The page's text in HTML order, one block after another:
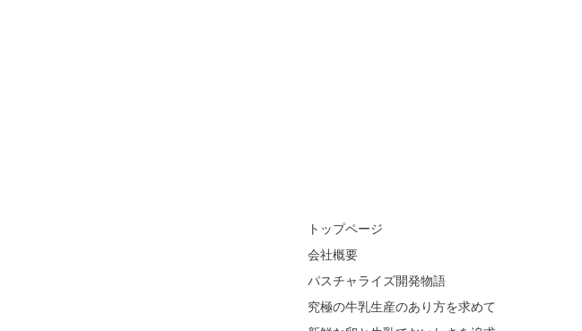
トップページ
会社概要
パスチャライズ開発物語
究極の牛乳生産のあり方を求めて